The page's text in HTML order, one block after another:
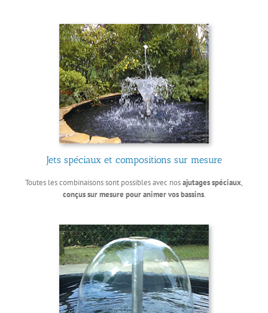
Jets spéciaux et compositions sur mesure
Toutes les combinaisons sont possibles avec nosajutages spéciaux,
conçus sur mesure pour animer vos bassins.